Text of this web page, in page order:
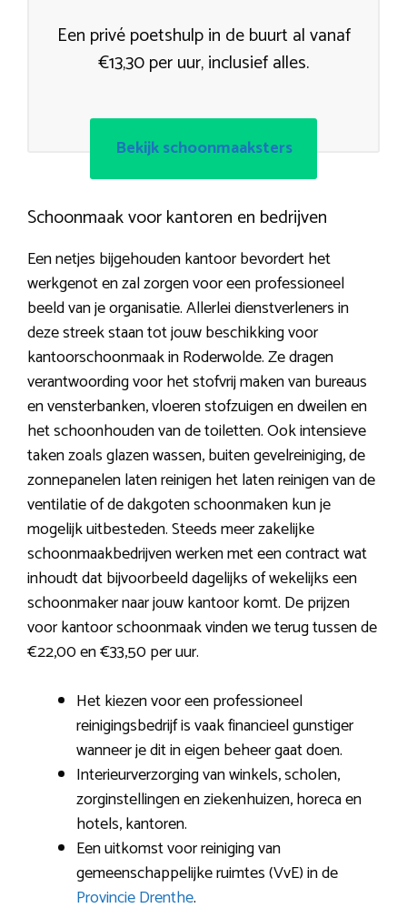
Een privé poetshulp in de buurt al vanaf
€13,30 per uur, inclusief alles.
Bekijk schoonmaaksters
Schoonmaak voor kantoren en bedrijven
Een netjes bijgehouden kantoor bevordert het
werkgenot en zal zorgen voor een professioneel
beeld van je organisatie. Allerlei dienstverleners in
deze streek staan tot jouw beschikking voor
kantoorschoonmaak in Roderwolde. Ze dragen
verantwoording voor het stofvrij maken van bureaus
en vensterbanken, vloeren stofzuigen en dweilen en
het schoonhouden van de toiletten. Ook intensieve
taken zoals glazen wassen, buiten gevelreiniging, de
zonnepanelen laten reinigen het laten reinigen van de
ventilatie of de dakgoten schoonmaken kun je
mogelijk uitbesteden. Steeds meer zakelijke
schoonmaakbedrijven werken met een contract wat
inhoudt dat bijvoorbeeld dagelijks of wekelijks een
schoonmaker naar jouw kantoor komt. De prijzen
voor kantoor schoonmaak vinden we terug tussen de
€22,00 en €33,50 per uur.
Het kiezen voor een professioneel
reinigingsbedrijf is vaak financieel gunstiger
wanneer je dit in eigen beheer gaat doen.
Interieurverzorging van winkels, scholen,
zorginstellingen en ziekenhuizen, horeca en
hotels, kantoren.
Een uitkomst voor reiniging van
gemeenschappelijke ruimtes (VvE) in de
Provincie Drenthe.